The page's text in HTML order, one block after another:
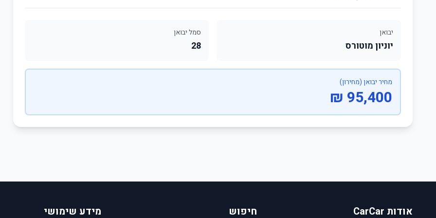
יבואן
יוניון מוטורס
סמל יבואן
28
מחיר יבואן (מחירון)
95,400 ₪
אודות CarCar חיפוש מידע שימושי